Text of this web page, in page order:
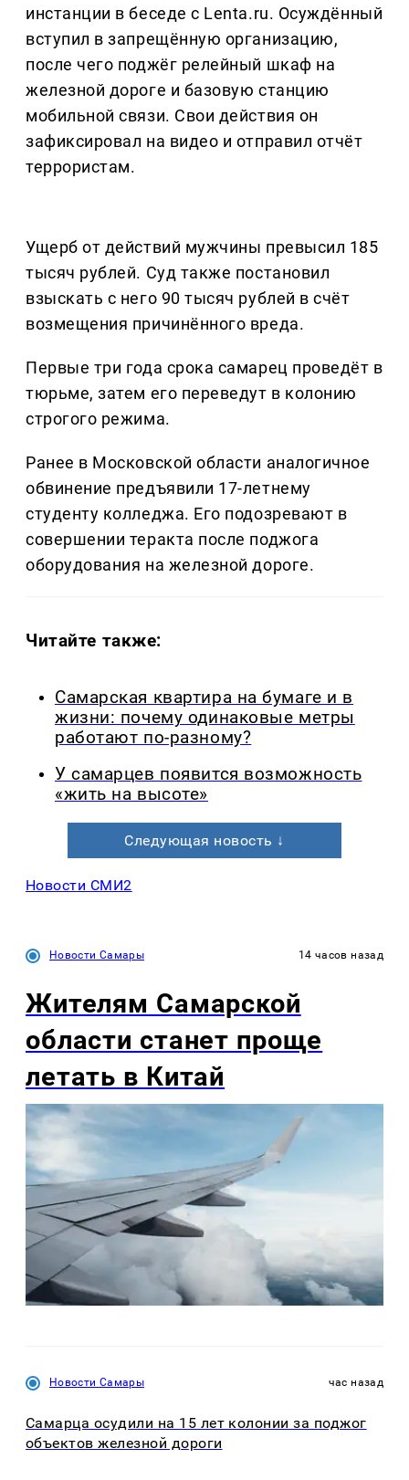
инстанции в беседе с Lenta.ru. Осуждённый
вступил в запрещённую организацию,
после чего поджёг релейный шкаф на
железной дороге и базовую станцию
мобильной связи. Свои действия он
зафиксировал на видео и отправил отчёт
террористам.
Ущерб от действий мужчины превысил 185
тысяч рублей. Суд также постановил
взыскать с него 90 тысяч рублей в счёт
возмещения причинённого вреда.
Первые три года срока самарец проведёт в
тюрьме, затем его переведут в колонию
строгого режима.
Ранее в Московской области аналогичное
обвинение предъявили 17-летнему
студенту колледжа. Его подозревают в
совершении теракта после поджога
оборудования на железной дороге.
Читайте также:
Самарская квартира на бумаге и в
жизни: почему одинаковые метры
работают по-разному?
У самарцев появится возможность
«жить на высоте»
Следующая новость ↓
Новости СМИ2
Новости Самары 14 часов назад
Жителям Самарской
области станет проще
летать в Китай
Новости Самары час назад
Самарца осудили на 15 лет колонии за поджог
объектов железной дороги